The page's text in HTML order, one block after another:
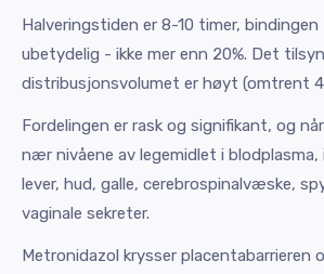
Halveringstiden er 8-10 timer,
ubetydelig - ikke mer enn 20%. Det
distribusjonsvolumet er høyt (omtrent
Fordelingen er rask og signifikant, og
nær nivåene av legemidlet i blodplasma,
lever, hud, galle, cerebrospinalvæske,
vaginale sekreter.
Metronidazol krysser placentabarrieren